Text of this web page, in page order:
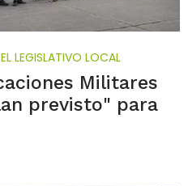
LEGISLATIVO LOCAL
Militares
previsto" para